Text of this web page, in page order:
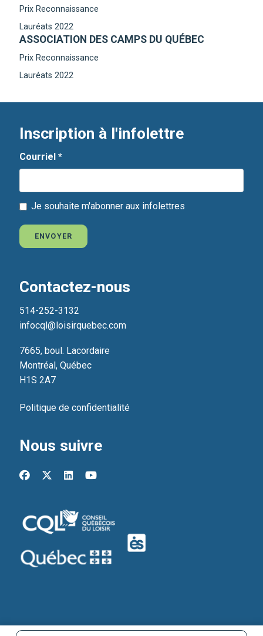
Prix Reconnaissance
Lauréats 2022
ASSOCIATION DES CAMPS DU QUÉBEC
Prix Reconnaissance
Lauréats 2022
Nous suivre
facebookx-twitterlinkedinyoutube
Contactez-nous
514-252-3132
infocql@loisirquebec.com
7665, boul. Lacordaire
Montréal, Québec
H1S 2A7
Politique de confidentialité
Inscription à l'infolettre
Courriel *
Je souhaite m'abonner aux infolettres
ENVOYER